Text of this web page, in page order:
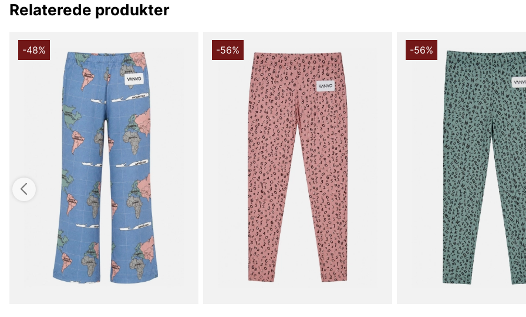
Relaterede produkter
-48% -56% -56%